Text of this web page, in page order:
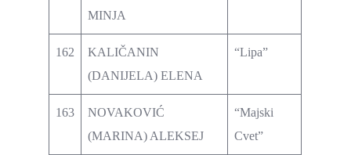
MINJA
162
KALIČANIN
(DANIJELA) ELENA
“Lipa”
163
NOVAKOVIĆ
(MARINA) ALEKSEJ
“Majski
Cvet”